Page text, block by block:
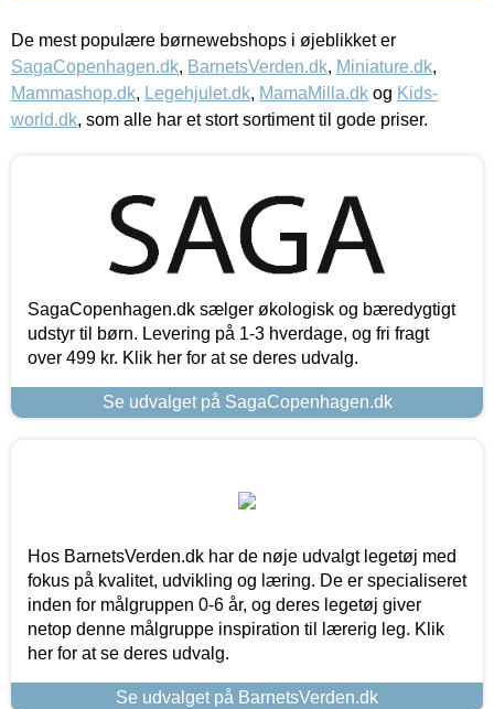
De mest populære børnewebshops i øjeblikket er
SagaCopenhagen.dk, BarnetsVerden.dk, Miniature.dk,
Mammashop.dk, Legehjulet.dk, MamaMilla.dk og Kids-
world.dk, som alle har et stort sortiment til gode priser.
SagaCopenhagen.dk sælger økologisk og bæredygtigt
udstyr til børn. Levering på 1-3 hverdage, og fri fragt
over 499 kr. Klik her for at se deres udvalg.
Se udvalget på SagaCopenhagen.dk
Hos BarnetsVerden.dk har de nøje udvalgt legetøj med
fokus på kvalitet, udvikling og læring. De er specialiseret
inden for målgruppen 0-6 år, og deres legetøj giver
netop denne målgruppe inspiration til lærerig leg. Klik
her for at se deres udvalg.
Se udvalget på BarnetsVerden.dk